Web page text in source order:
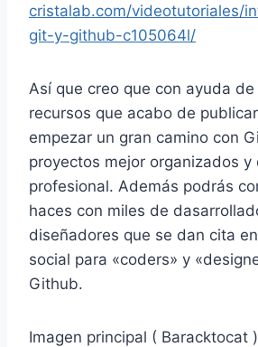
cristalab.com/videotutoriales/
git-y-github-c105064l/
Así que creo que con ayuda
recursos que acabo de
empezar un gran camino con
proyectos mejor organizados y
profesional. Además podrás
haces con miles de
diseñadores que se dan cita
social para «coders» y
Github.
Imagen principal ( Baracktocat